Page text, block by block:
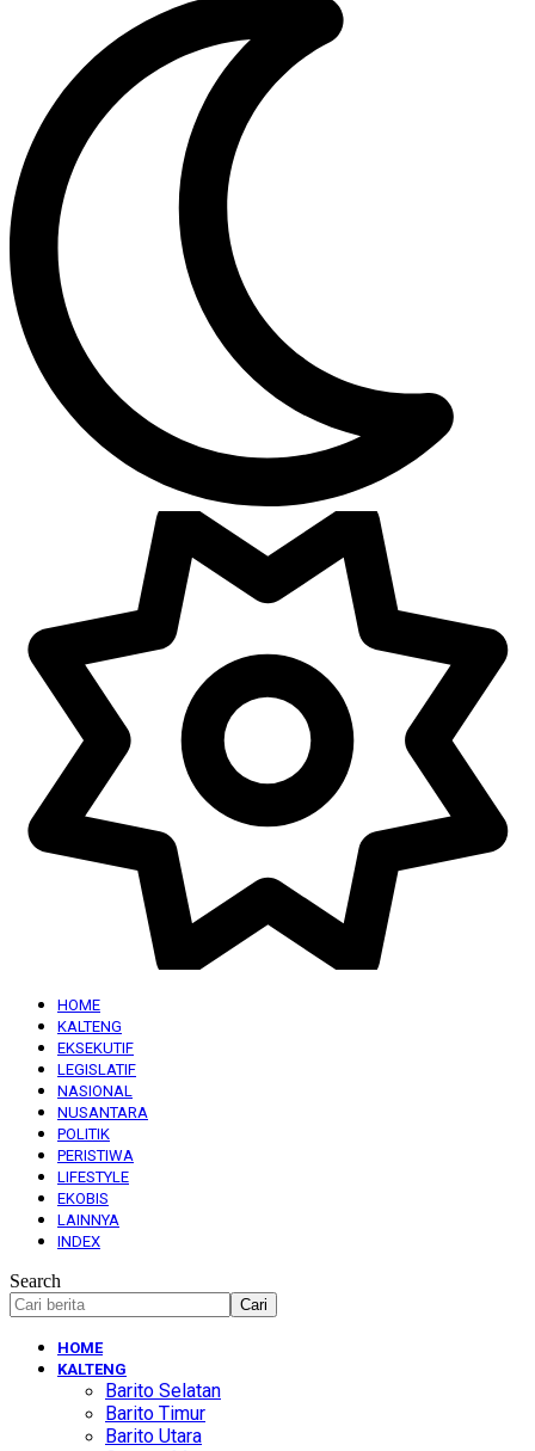
HOME
KALTENG
EKSEKUTIF
LEGISLATIF
NASIONAL
NUSANTARA
POLITIK
PERISTIWA
LIFESTYLE
EKOBIS
LAINNYA
INDEX
Search
HOME
KALTENG
Barito Selatan
Barito Timur
Barito Utara